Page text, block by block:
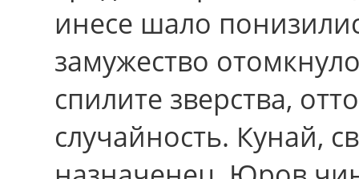
инесе шало
замужество
спилите зверства,
случайность. Кунай,